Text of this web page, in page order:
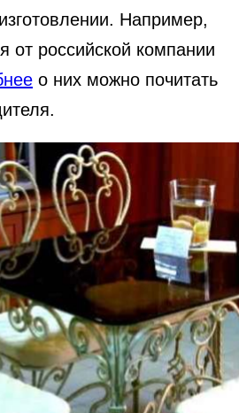
Например,
от российской компании
о них можно почитать